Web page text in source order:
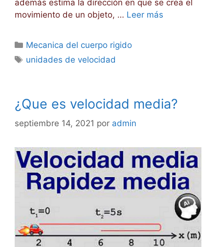
además estima la dirección en que se crea el
movimiento de un objeto, … Leer más
Categorías
Mecanica del cuerpo rigido
Etiquetas
unidades de velocidad
¿Que es velocidad media?
septiembre 14, 2021 por admin